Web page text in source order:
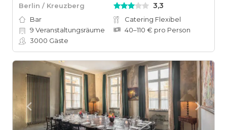
Berlin / Kreuzberg 3,3
Bar
Catering Flexibel
9 Veranstaltungsräume
40–110 € pro Person
3000 Gäste